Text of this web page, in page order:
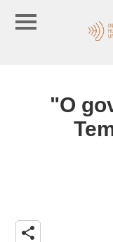
"O
share